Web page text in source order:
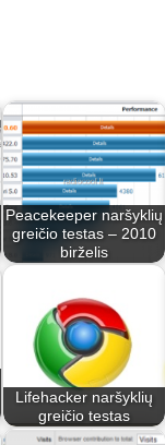
Peacekeeper naršyklių
greičio testas – 2010
birželis
Lifehacker naršyklių
greičio testas